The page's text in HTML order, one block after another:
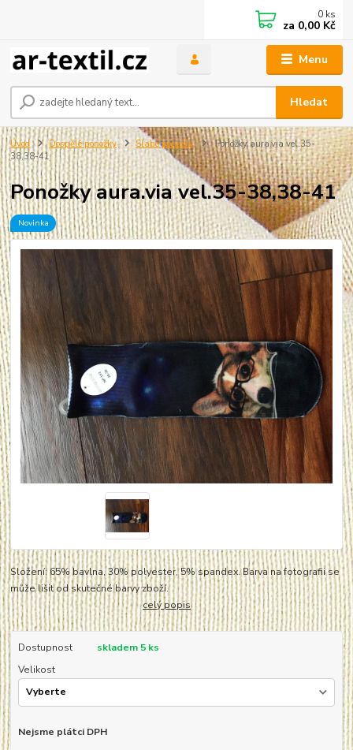
Menu
Hledat
0 ks
za 0,00 Kč
Úvod Dospělé ponožky Slabé ponožky
Ponožky aura.via vel.35-
38,38-41
Ponožky aura.via vel.35-38,38-41
Novinka
Složení: 65% bavlna, 30% polyester, 5% spandex. Barva na fotografii se
může lišit od skutečné barvy zboží.
celý popis
Dostupnost
skladem 5 ks
Velikost
Nejsme plátci DPH